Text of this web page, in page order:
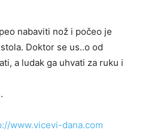
nabaviti nož i počeo je
Doktor se us..o od
a ludak ga uhvati za ruku i
www.vicevi-dana.com